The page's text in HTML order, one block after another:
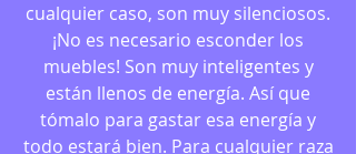
cualquier caso, son muy silenciosos.
¡No es necesario esconder los
muebles! Son muy inteligentes y
están llenos de energía. Así que
tómalo para gastar esa energía y
todo estará bien. Para cualquier raza